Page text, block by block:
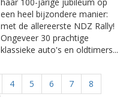
een heel bijzondere manier:
met de allereerste NDZ Rally!
Ongeveer 30 prachtige
klassieke auto's en oldtimers...
4 5 6 7
8